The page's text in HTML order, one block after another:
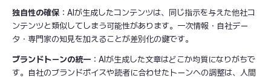
独自性の確保 ：AIが生成したコンテンツは、同じ指示を与えた他社コ
ンテンツと類似してしまう可能性があります。一次情報・自社デー
タ・専門家の知見を加えることが差別化の鍵です。
ブランドトーンの統一 ：AIが生成した文章はどこか均質になりがちで
す。自社のブランドボイスや読者に合わせたトーンへの調整は、人間